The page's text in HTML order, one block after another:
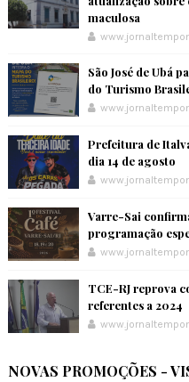
maculosa
São José de Ubá
do Turismo
Prefeitura de
dia 14 de agosto
Varre-Sai
programação
TCE-RJ reprova
referentes a 2024
NOVAS PROMOÇÕES -